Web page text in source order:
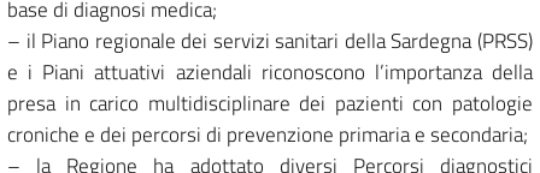
base di diagnosi medica;
– il Piano regionale dei servizi sanitari della Sardegna (PRSS)
e i Piani attuativi aziendali riconoscono l’importanza della
presa in carico multidisciplinare dei pazienti con patologie
croniche e dei percorsi di prevenzione primaria e secondaria;
– la Regione ha adottato diversi Percorsi diagnostici